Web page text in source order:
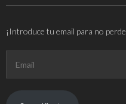
¡Introduce tu email para no